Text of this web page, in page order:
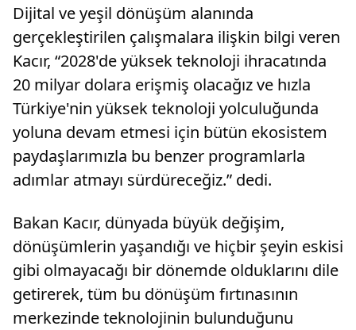
Dijital ve yeşil dönüşüm alanında
gerçekleştirilen çalışmalara ilişkin bilgi veren
Kacır, “2028'de yüksek teknoloji ihracatında
20 milyar dolara erişmiş olacağız ve hızla
Türkiye'nin yüksek teknoloji yolculuğunda
yoluna devam etmesi için bütün ekosistem
paydaşlarımızla bu benzer programlarla
adımlar atmayı sürdüreceğiz.” dedi.
Bakan Kacır, dünyada büyük değişim,
dönüşümlerin yaşandığı ve hiçbir şeyin eskisi
gibi olmayacağı bir dönemde olduklarını dile
getirerek, tüm bu dönüşüm fırtınasının
merkezinde teknolojinin bulunduğunu